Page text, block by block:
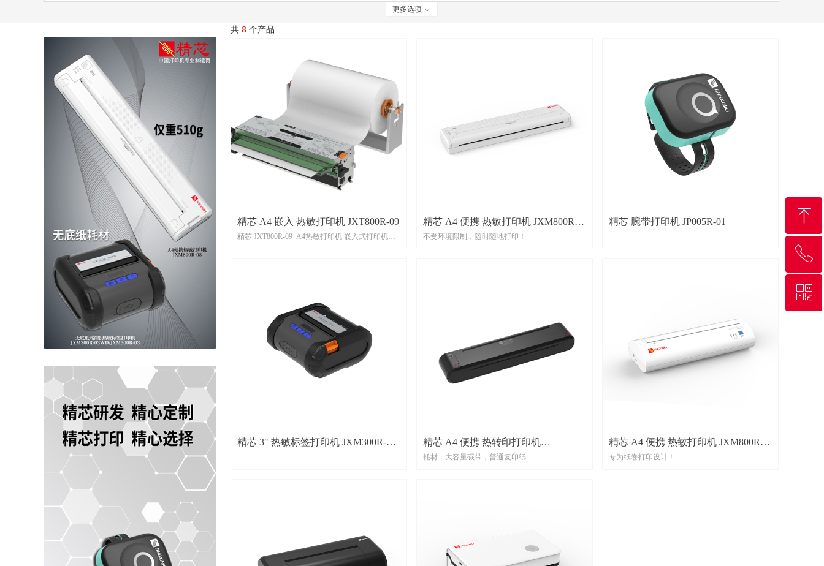
更多选项 ꀁ
共 8 个产品
精芯 A4 嵌入 热敏打印机 JXT800R-09
精芯 JXT800R-09 A4热敏打印机 嵌入式打印机
打印机芯尺寸：
88.5(L) X 265 (W) X 78(H) mm
切纸机芯尺寸（标配）：
45 (L) X287(W) X 64(H) mm
整机产品尺寸（打印机芯+切纸机芯）：
88.5(L) X 287(W) X 78(H) mm
容纸模块尺寸(选配)：
精芯 A4 便携 热敏打印机 JXM800R-
08
不受环境限制，随时随地打印！
精芯 腕带打印机 JP005R-01
精芯 3" 热敏标签打印机 JXM300R-03
精芯 A4 便携 热转印打印机
JXM800RT-12
耗材：大容量碳带，普通复印纸
精芯 A4 便携 热敏打印机 JXM800R-
03
专为纸卷打印设计！
ꁸ
回到顶部
ꂅ
+86-592-5692517
ꀥ